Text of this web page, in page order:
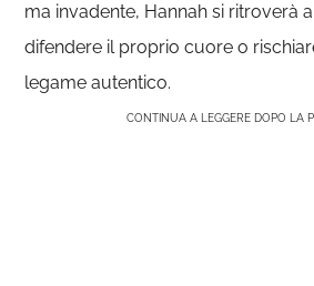
ma invadente, Hannah si ritroverà
difendere il proprio cuore o
legame autentico.
CONTINUA A LEGGERE DOPO LA